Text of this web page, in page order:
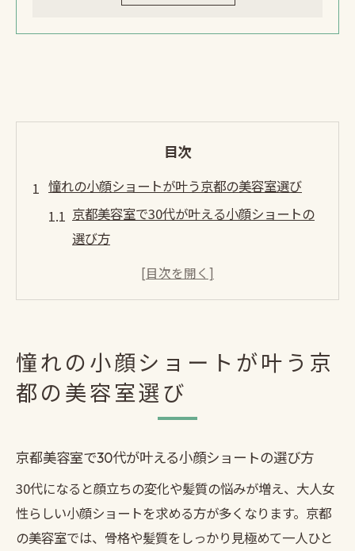
目次
憧れの小顔ショートが叶う京都の美容室選び
京都美容室で30代が叶える小顔ショートの
選び方
ショートが得意な美容室を京都で見極める
京都美容室のショートで小顔効果を実感で
きる理由
ショートカット上手い京都の美容室探しの
ポイント
案
京都美容室が提案する30代向け似合わせシ
憧れの小顔ショートが叶う京
都の美容室選び
京都美容室で30代が叶える小顔ショートの選び方
30代になると顔立ちの変化や髪質の悩みが増え、大人女
性らしい小顔ショートを求める方が多くなります。京都
の美容室では、骨格や髪質をしっかり見極めて一人ひと